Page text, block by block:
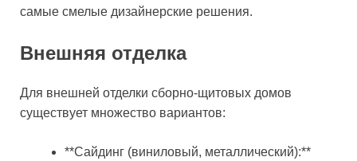
самые смелые дизайнерские решения.
Внешняя отделка
Для внешней отделки сборно-щитовых домов
существует множество вариантов:
**Сайдинг (виниловый, металлический):**